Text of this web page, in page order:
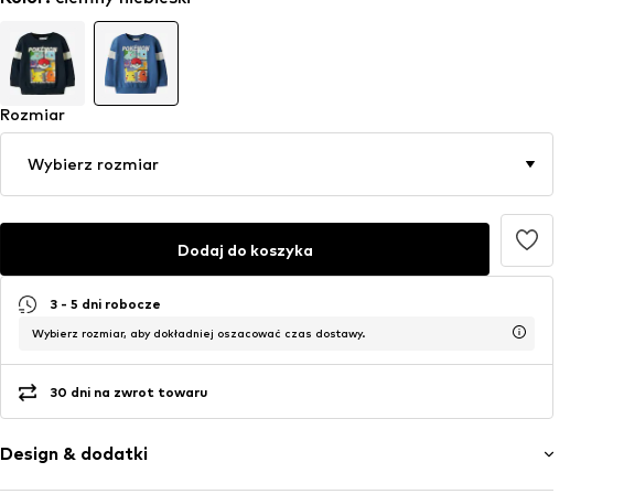
Rozmiar
Wybierz rozmiar
Dodaj do koszyka
3 - 5 dni robocze
Wybierz rozmiar, aby dokładniej oszacować czas dostawy.
30 dni na zwrot towaru
Design & dodatki